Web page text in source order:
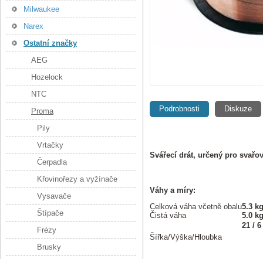
Podrobnosti Diskuze
Svářecí drát, určený pro
Váhy a míry:
Celková váha včetně obalu5.3 kg
Čistá váha
5.0 kg
Šířka/Výška/Hloubka
21 /
Milwaukee
Narex
Ostatní značky
AEG
Hozelock
NTC
Proma
Pily
Vrtačky
Čerpadla
Křovinořezy a vyžínače
Vysavače
Štípače
Frézy
Brusky